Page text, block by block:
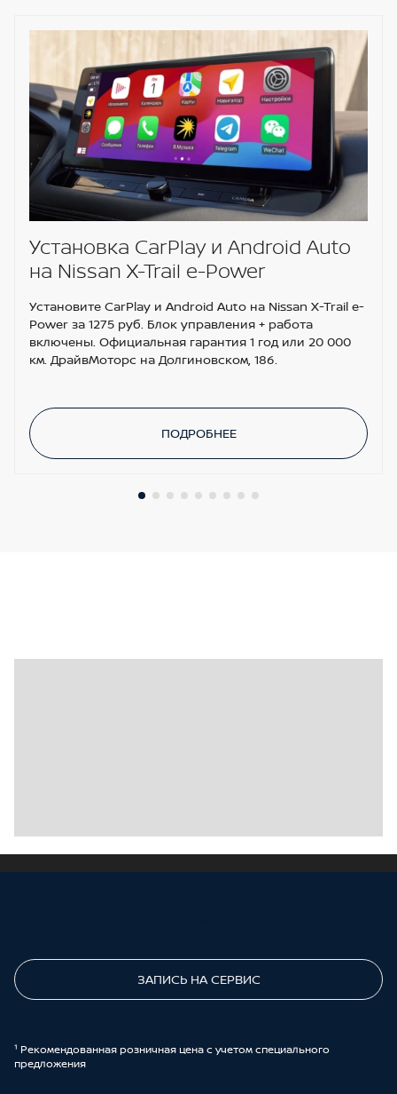
Установка CarPlay и Android Auto
на Nissan X-Trail e-Power
Установите CarPlay и Android Auto на Nissan X-Trail e-
Power за 1275 руб. Блок управления + работа
включены. Официальная гарантия 1 год или 20 000
км. ДрайвМоторс на Долгиновском, 186.
ПОДРОБНЕЕ
ЗАПИСЬ НА СЕРВИС
¹ Рекомендованная розничная цена с учетом специального
предложения